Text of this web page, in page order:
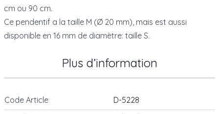
cm ou 90 cm.
Ce pendentif a la taille M (Ø 20 mm), mais est aussi
disponible en 16 mm de diamètre: taille S.
Plus d’information
Code Article D-5228